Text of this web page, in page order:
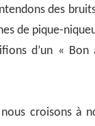
des
de pique-
d’un «
croisons à